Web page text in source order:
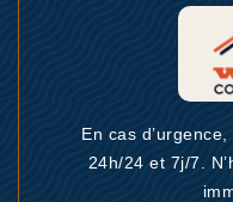
En cas
24h/24 et 7j/7.